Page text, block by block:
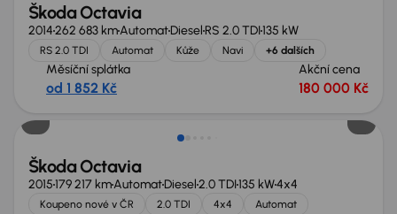
Škoda Octavia
2014262 683 kmAutomatDiesel RS 2.0 TDI135 kW
RS 2.0 TDI Automat Kůže Navi +6 dalších
Měsíční splátka
od 1 852 Kč
Akční cena
180 000 Kč
Škoda Octavia
2015179 217 kmAutomatDiesel2.0 TDI135 kW4x4
Koupeno nové v ČR 2.0 TDI 4x4
Automat